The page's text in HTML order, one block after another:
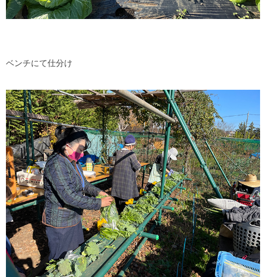
ベンチにて仕分け